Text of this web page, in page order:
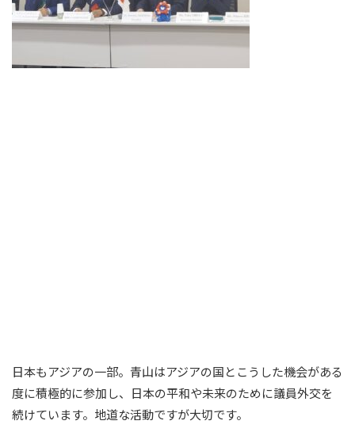
日本もアジアの一部。青山はアジアの国とこうした機会がある
度に積極的に参加し、日本の平和や未来のために議員外交を
続けています。地道な活動ですが大切です。